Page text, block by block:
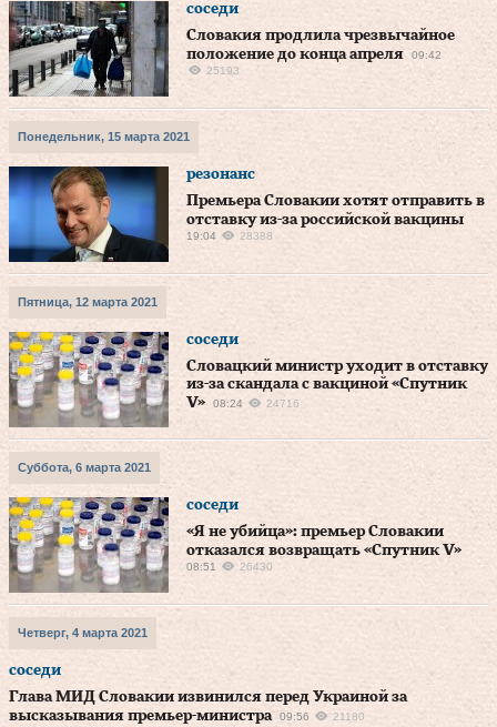
соседи
Словакия продлила чрезвычайное
положение до конца апреля
09:42
25193
Понедельник, 15 марта 2021
резонанс
Премьера Словакии хотят отправить в
отставку из-за российской вакцины
19:04 28388
Пятница, 12 марта 2021
соседи
Словацкий министр уходит в отставку
из-за скандала с вакциной «Спутник
V»
08:24 24716
Суббота, 6 марта 2021
соседи
«Я не убийца»: премьер Словакии
отказался возвращать «Спутник V»
08:51 26430
Четверг, 4 марта 2021
соседи
Глава МИД Словакии извинился перед Украиной за
высказывания премьер-министра
09:56 21180